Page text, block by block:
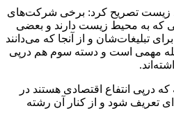
زیست تصریح کرد: برخی شرکت‌های
که به محیط زیست دارند و بعضی‌
تبلیغات‌شان و از آنجا که می‌دانند
مهمی است و دسته سوم هم درپی
درپی انتفاع اقتصادی هستند در
تعریف شود و از کنار آن رشته